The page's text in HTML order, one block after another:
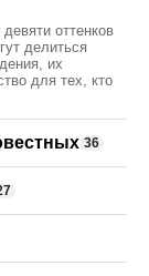
оттенков
делиться
их
для тех, кто
36